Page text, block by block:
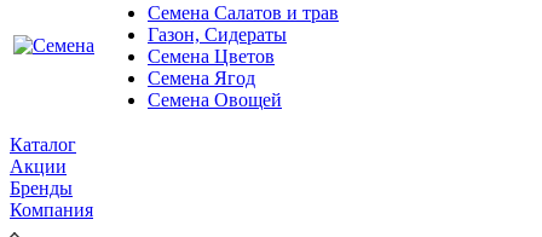
Семена Салатов и трав
Газон, Сидераты
Семена Цветов
Семена Ягод
Семена Овощей
Каталог
Акции
Бренды
Компания